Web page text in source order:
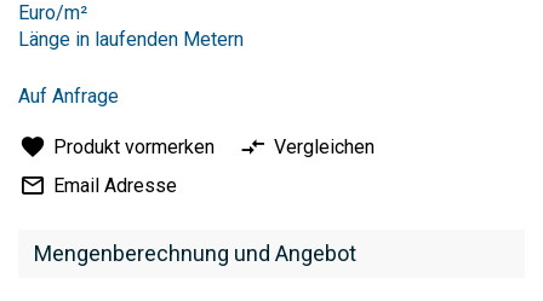
der
Bildergalerie
Mengenberechnung und Angebot
Euro/m²
Länge in laufenden Metern
Auf Anfrage
Produkt vormerken
Vergleichen
Email Adresse